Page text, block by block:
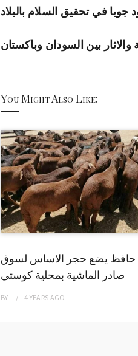
في تحقيق السلام بالبلاد
بين السودان وباكستان
You Might Also Like:
حافظ يضع حجر الاساس لسوق
صادر الماشية بمحلية كوستي
BY 4 YEARS AGO